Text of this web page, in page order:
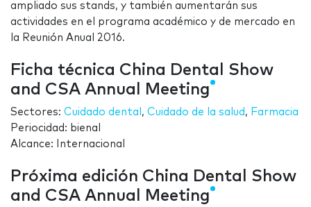
ampliado sus stands, y también aumentarán sus
actividades en el programa académico y de mercado en
la Reunión Anual 2016.
Ficha técnica China Dental Show
and CSA Annual Meeting
Sectores: Cuidado dental , Cuidado de la salud , Farmacia
Periocidad: bienal
Alcance: Internacional
Próxima edición China Dental Show
and CSA Annual Meeting